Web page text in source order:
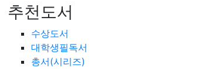
추천도서
수상도서
대학생필독서
총서(시리즈)